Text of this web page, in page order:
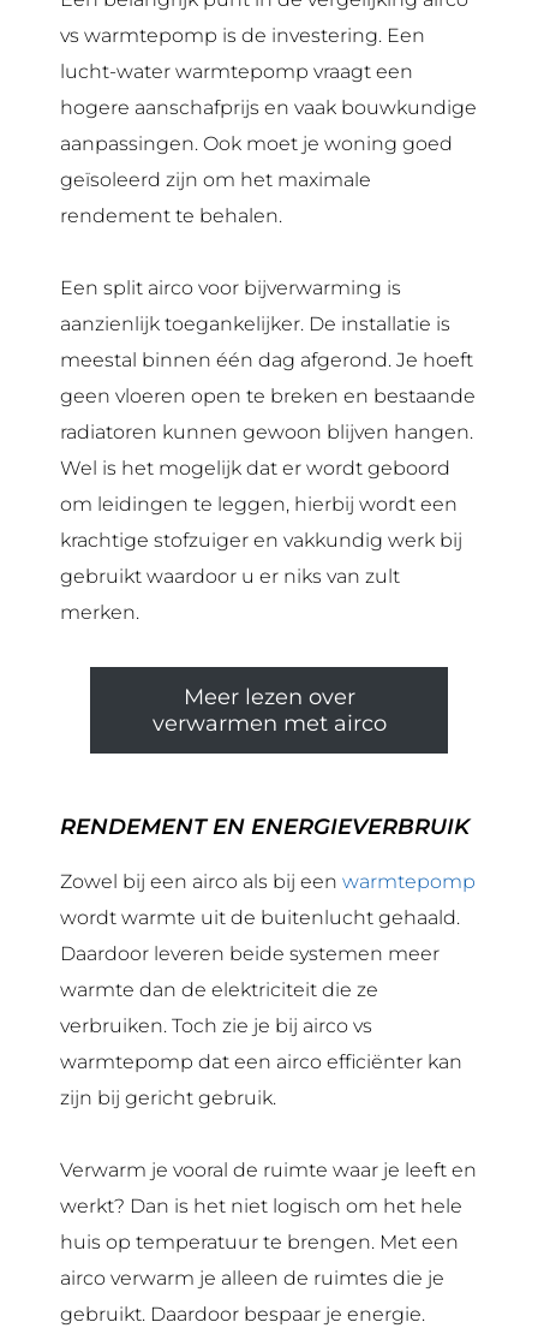
vs warmtepomp is de investering. Een
lucht-water warmtepomp vraagt een
hogere aanschafprijs en vaak bouwkundige
aanpassingen. Ook moet je woning goed
geïsoleerd zijn om het maximale
rendement te behalen.
Een split airco voor bijverwarming is
aanzienlijk toegankelijker. De installatie is
meestal binnen één dag afgerond. Je hoeft
geen vloeren open te breken en bestaande
radiatoren kunnen gewoon blijven hangen.
Wel is het mogelijk dat er wordt geboord
om leidingen te leggen, hierbij wordt een
krachtige stofzuiger en vakkundig werk bij
gebruikt waardoor u er niks van zult
merken.
Meer lezen over
verwarmen met airco
RENDEMENT EN ENERGIEVERBRUIK
Zowel bij een airco als bij een warmtepomp
wordt warmte uit de buitenlucht gehaald.
Daardoor leveren beide systemen meer
warmte dan de elektriciteit die ze
verbruiken. Toch zie je bij airco vs
warmtepomp dat een airco efficiënter kan
zijn bij gericht gebruik.
Verwarm je vooral de ruimte waar je leeft en
werkt? Dan is het niet logisch om het hele
huis op temperatuur te brengen. Met een
airco verwarm je alleen de ruimtes die je
gebruikt. Daardoor bespaar je energie.